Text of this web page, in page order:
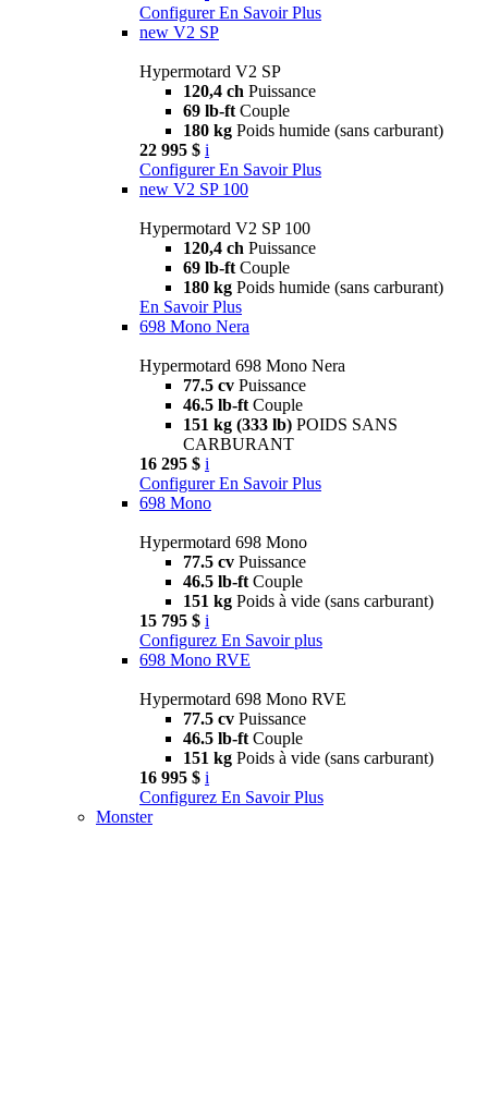
Configurer En Savoir Plus
new V2 SP
Hypermotard V2 SP
120,4 ch Puissance
69 lb-ft Couple
180 kg Poids humide (sans carburant)
22 995 $ i
Configurer En Savoir Plus
new V2 SP 100
Hypermotard V2 SP 100
120,4 ch Puissance
69 lb-ft Couple
180 kg Poids humide (sans carburant)
En Savoir Plus
698 Mono Nera
Hypermotard 698 Mono Nera
77.5 cv Puissance
46.5 lb-ft Couple
151 kg (333 lb) POIDS SANS
CARBURANT
16 295 $ i
Configurer En Savoir Plus
698 Mono
Hypermotard 698 Mono
77.5 cv Puissance
46.5 lb-ft Couple
151 kg Poids à vide (sans carburant)
15 795 $ i
Configurez En Savoir plus
698 Mono RVE
Hypermotard 698 Mono RVE
77.5 cv Puissance
46.5 lb-ft Couple
151 kg Poids à vide (sans carburant)
16 995 $ i
Configurez En Savoir Plus
Monster